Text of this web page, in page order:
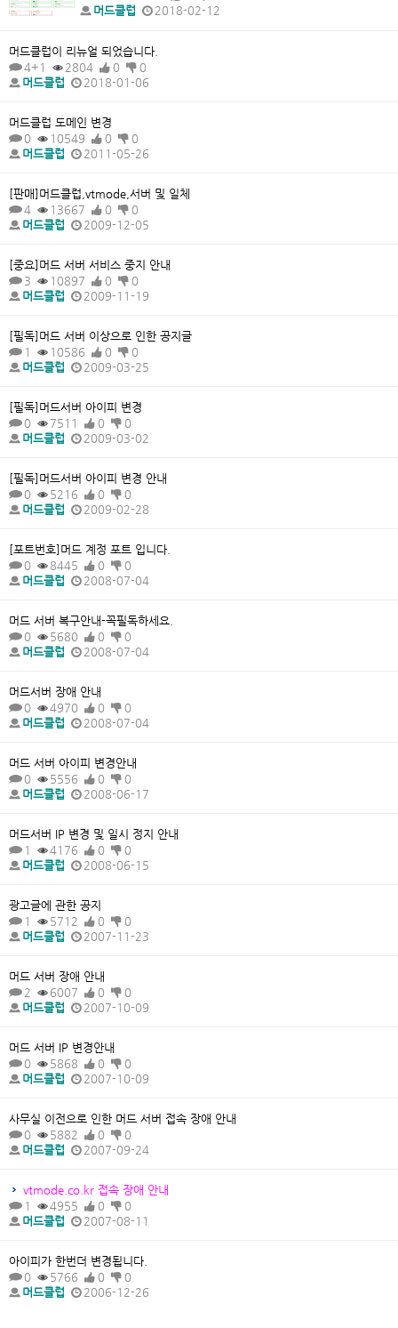
머드클럽
2018-02-12
머드클럽이 리뉴얼 되었습니다.
4+1
2804 0
0
머드클럽
2018-01-06
머드클럽 도메인 변경
0
10549 0
0
머드클럽
2011-05-26
[판매]머드클럽,vtmode,서버 및 일체
4
13667 0
0
머드클럽
2009-12-05
[중요]머드 서버 서비스 중지 안내
3
10897 0
0
머드클럽
2009-11-19
[필독]머드 서버 이상으로 인한 공지글
1
10586 0
0
머드클럽
2009-03-25
[필독]머드서버 아이피 변경
0
7511 0
0
머드클럽
2009-03-02
[필독]머드서버 아이피 변경 안내
0
5216 0
0
머드클럽
2009-02-28
[포트번호]머드 계정 포트 입니다.
0
8445 0
0
머드클럽
2008-07-04
머드 서버 복구안내-꼭필독하세요.
0
5680 0
0
머드클럽
2008-07-04
머드서버 장애 안내
0
4970 0
0
머드클럽
2008-07-04
머드 서버 아이피 변경안내
0
5556 0
0
머드클럽
2008-06-17
머드서버 IP 변경 및 일시 정지 안내
1
4176 0
0
머드클럽
2008-06-15
광고글에 관한 공지
1
5712 0
0
머드클럽
2007-11-23
머드 서버 장애 안내
2
6007 0
0
머드클럽
2007-10-09
머드 서버 IP 변경안내
0
5868 0
0
머드클럽
2007-10-09
사무실 이전으로 인한 머드 서버 접속 장애 안내
0
5882 0
0
머드클럽
2007-09-24
vtmode.co.kr 접속 장애 안내
1
4955 0
0
머드클럽
2007-08-11
아이피가 한번더 변경됩니다.
0
5766 0
0
머드클럽
2006-12-26